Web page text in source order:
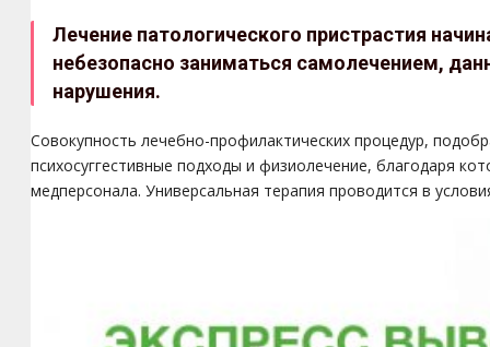
Лечение патологического пристрастия
небезопасно заниматься самолечением,
нарушения.
Совокупность лечебно-профилактических процедур,
психосуггестивные подходы и физиолечение, благодаря
медперсонала. Универсальная терапия проводится в